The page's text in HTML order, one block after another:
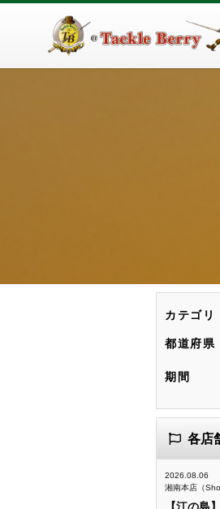
カテゴリ
都道府県
期間
各店
2026.08.06
湘南本店（